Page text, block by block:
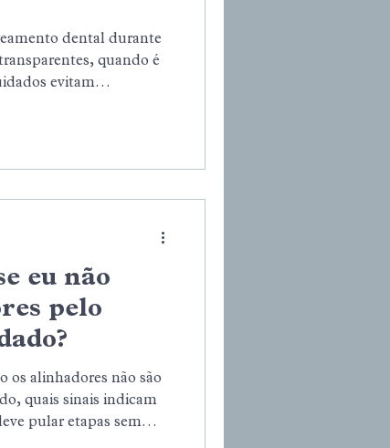
dental durante
quando é
evitam
eu não
pelo
os alinhadores não são
quais sinais indicam
pular etapas sem